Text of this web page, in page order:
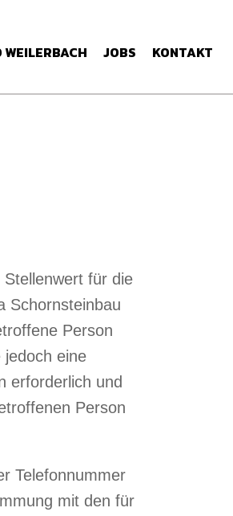
JOBS KONTAKT
für die
Schornsteinbau
Person
eine
erforderlich und
Person
Telefonnummer
mit den für